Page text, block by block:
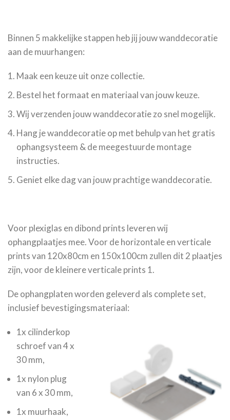
Binnen 5 makkelijke stappen heb jij jouw wanddecoratie
aan de muurhangen:
Maak een keuze uit onze collectie.
Bestel het formaat en materiaal van jouw keuze.
Wij verzenden jouw wanddecoratie zo snel mogelijk.
Hang je wanddecoratie op met behulp van het gratis
ophangsysteem & de meegestuurde montage
instructies.
Geniet elke dag van jouw prachtige wanddecoratie.
Voor plexiglas en dibond prints leveren wij
ophangplaatjes mee. Voor de horizontale en verticale
prints van 120x80cm en 150x100cm zullen dit 2 plaatjes
zijn, voor de kleinere verticale prints 1.
De ophangplaten worden geleverd als complete set,
inclusief bevestigingsmateriaal:
1x cilinderkop
schroef van 4 x
30 mm,
1x nylon plug
van 6 x 30 mm,
1x muurhaak,